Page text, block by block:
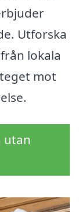
Utforska
lokala
mot
utan